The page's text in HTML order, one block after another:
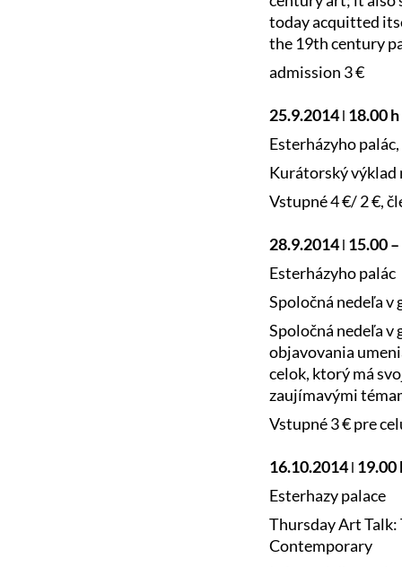
today acquitted
the 19th century
admission 3 €
25.9.2014 ǀ 18.00 h
Esterházyho
Kurátorský výklad
Vstupné 4 €/ 2 €,
28.9.2014 ǀ 15.00
Esterházyho palác
Spoločná nedeľa v
Spoločná nedeľa
objavovania
celok, ktorý má
zaujímavými
Vstupné 3 € pre
16.10.2014 ǀ 19.00
Esterhazy palace
Thursday Art Talk:
Contemporary